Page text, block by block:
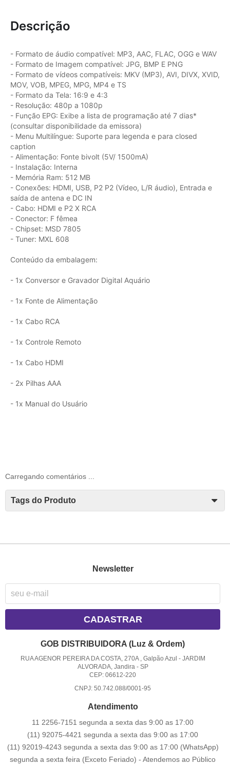
Descrição
- Formato de áudio compatível: MP3, AAC, FLAC, OGG e WAV
- Formato de Imagem compatível: JPG, BMP E PNG
- Formato de vídeos compatíveis: MKV (MP3), AVI, DIVX, XVID,
MOV, VOB, MPEG, MPG, MP4 e TS
- Formato da Tela: 16:9 e 4:3
- Resolução: 480p a 1080p
- Função EPG: Exibe a lista de programação até 7 dias*
(consultar disponibilidade da emissora)
- Menu Multilíngue: Suporte para legenda e para closed
caption
- Alimentação: Fonte bivolt (5V/ 1500mA)
- Instalação: Interna
- Memória Ram: 512 MB
- Conexões: HDMI, USB, P2 P2 (Vídeo, L/R áudio), Entrada e
saída de antena e DC IN
- Cabo: HDMI e P2 X RCA
- Conector: F fêmea
- Chipset: MSD 7805
- Tuner: MXL 608
Conteúdo da embalagem:
- 1x Conversor e Gravador Digital Aquário
- 1x Fonte de Alimentação
- 1x Cabo RCA
- 1x Controle Remoto
- 1x Cabo HDMI
- 2x Pilhas AAA
- 1x Manual do Usuário
Carregando comentários ...
Tags do Produto
Newsletter
CADASTRAR
GOB DISTRIBUIDORA (Luz & Ordem)
RUA AGENOR PEREIRA DA COSTA, 270A , Galpão Azul - JARDIM
ALVORADA, Jandira- SP
CEP: 06612-220
CNPJ: 50.742.088/0001-95
Atendimento
11 2256-7151 segunda a sexta das 9:00 as 17:00
(11) 92075-4421 segunda a sexta das 9:00 as 17:00
(11) 92019-4243 segunda a sexta das 9:00 as 17:00 (WhatsApp)
segunda a sexta feira (Exceto Feriado) - Atendemos ao Público